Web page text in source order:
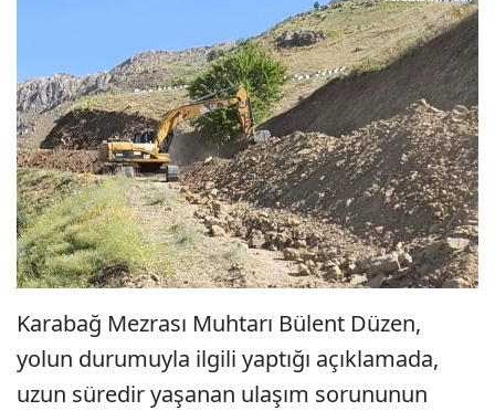
Karabağ Mezrası Muhtarı Bülent Düzen,
yolun durumuyla ilgili yaptığı açıklamada,
uzun süredir yaşanan ulaşım sorununun